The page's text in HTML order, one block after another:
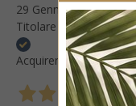
29 Gennaio 2026
Titolare gentilissimo
Acquirente verificato